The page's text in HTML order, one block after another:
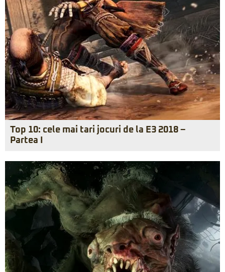
Top 10: cele mai tari jocuri de la E3 2018 –
Partea I